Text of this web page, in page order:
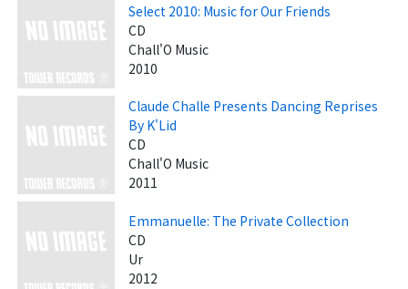
Select 2010: Music for Our Friends
CD
Chall'O Music
2010
Claude Challe Presents Dancing Reprises
By K'Lid
CD
Chall'O Music
2011
Emmanuelle: The Private Collection
CD
Ur
2012